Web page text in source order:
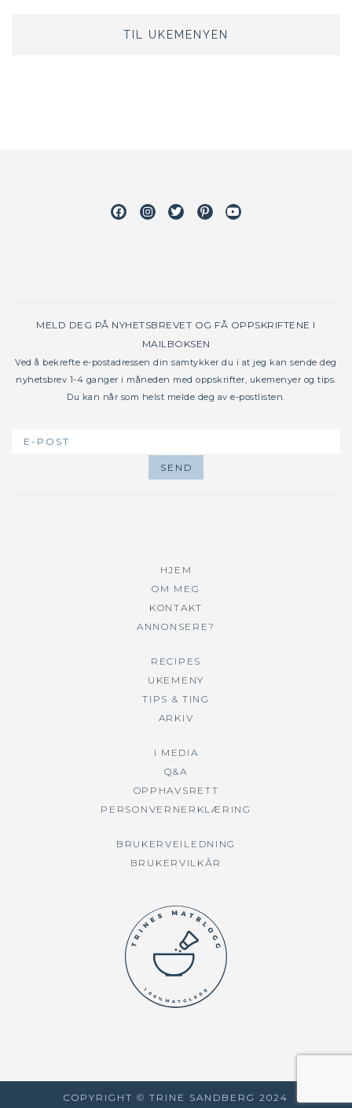
TIL UKEMENYEN
FacebookInstagram
TwitterPinterestYoutube
MELD DEG PÅ NYHETSBREVET OG FÅ OPPSKRIFTENE I
MAILBOKSEN
Ved å bekrefte e-postadressen din samtykker du i at jeg kan sende deg
nyhetsbrev 1-4 ganger i måneden med oppskrifter, ukemenyer og tips.
Du kan når som helst melde deg av e-postlisten.
HJEM
OM MEG
KONTAKT
ANNONSERE?
RECIPES
UKEMENY
TIPS & TING
ARKIV
I MEDIA
Q&A
OPPHAVSRETT
PERSONVERNERKLÆRING
BRUKERVEILEDNING
BRUKERVILKÅR
COPYRIGHT © TRINE SANDBERG 2024